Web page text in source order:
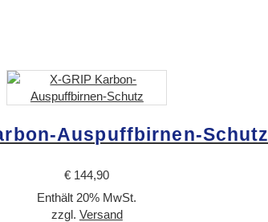
Auspuffbirnen-Schutz
€ 144,90
Enthält 20% MwSt.
zzgl. Versand